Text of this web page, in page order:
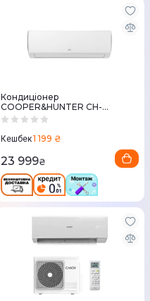
Кондиціонер
COOPER&HUNTER CH-
S07FTXQ2-NG Veritas (Inverter)
Кешбек1 199 ₴
23 999₴